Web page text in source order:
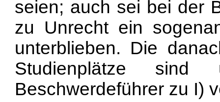
seien; auch sei bei der
zu Unrecht ein
unterblieben. Die
Studienplätze
Beschwerdeführer zu I)